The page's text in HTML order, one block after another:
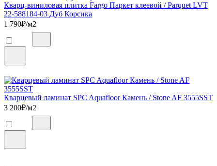
Кварц-виниловая плитка Fargo Паркет клеевой / Parquet LVT
22-588184-03 Дуб Корсика
1 790₽/м2
Кварцевый ламинат SPC Aquafloor Камень / Stone AF 3555SST
3 200₽/м2